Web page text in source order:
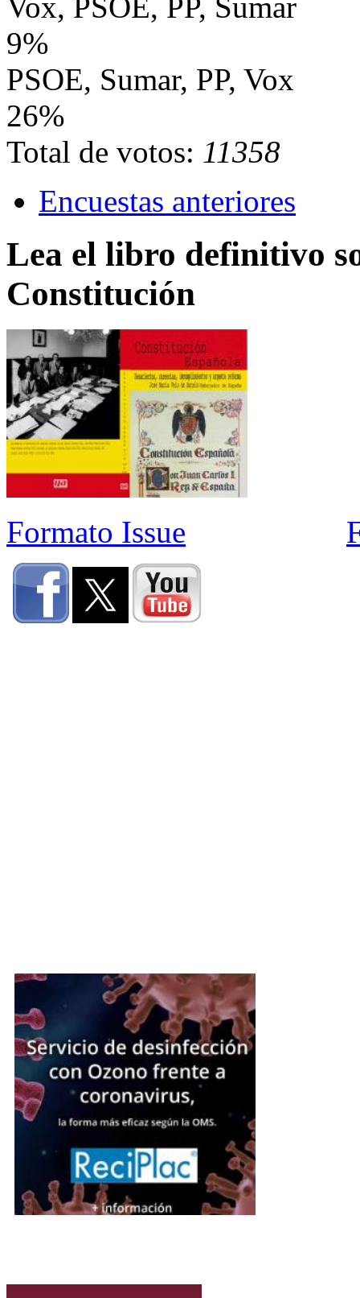
9%
PSOE, Sumar, PP, Vox
26%
Total de votos: 11358
Encuestas anteriores
Lea el libro definitivo
Constitución
Formato Issue